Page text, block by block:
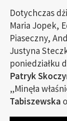
Dotychczas
Maria Jopek,
Piaseczny,
Justyna
poniedziałku
Patryk
„Minęła
Tabiszewska